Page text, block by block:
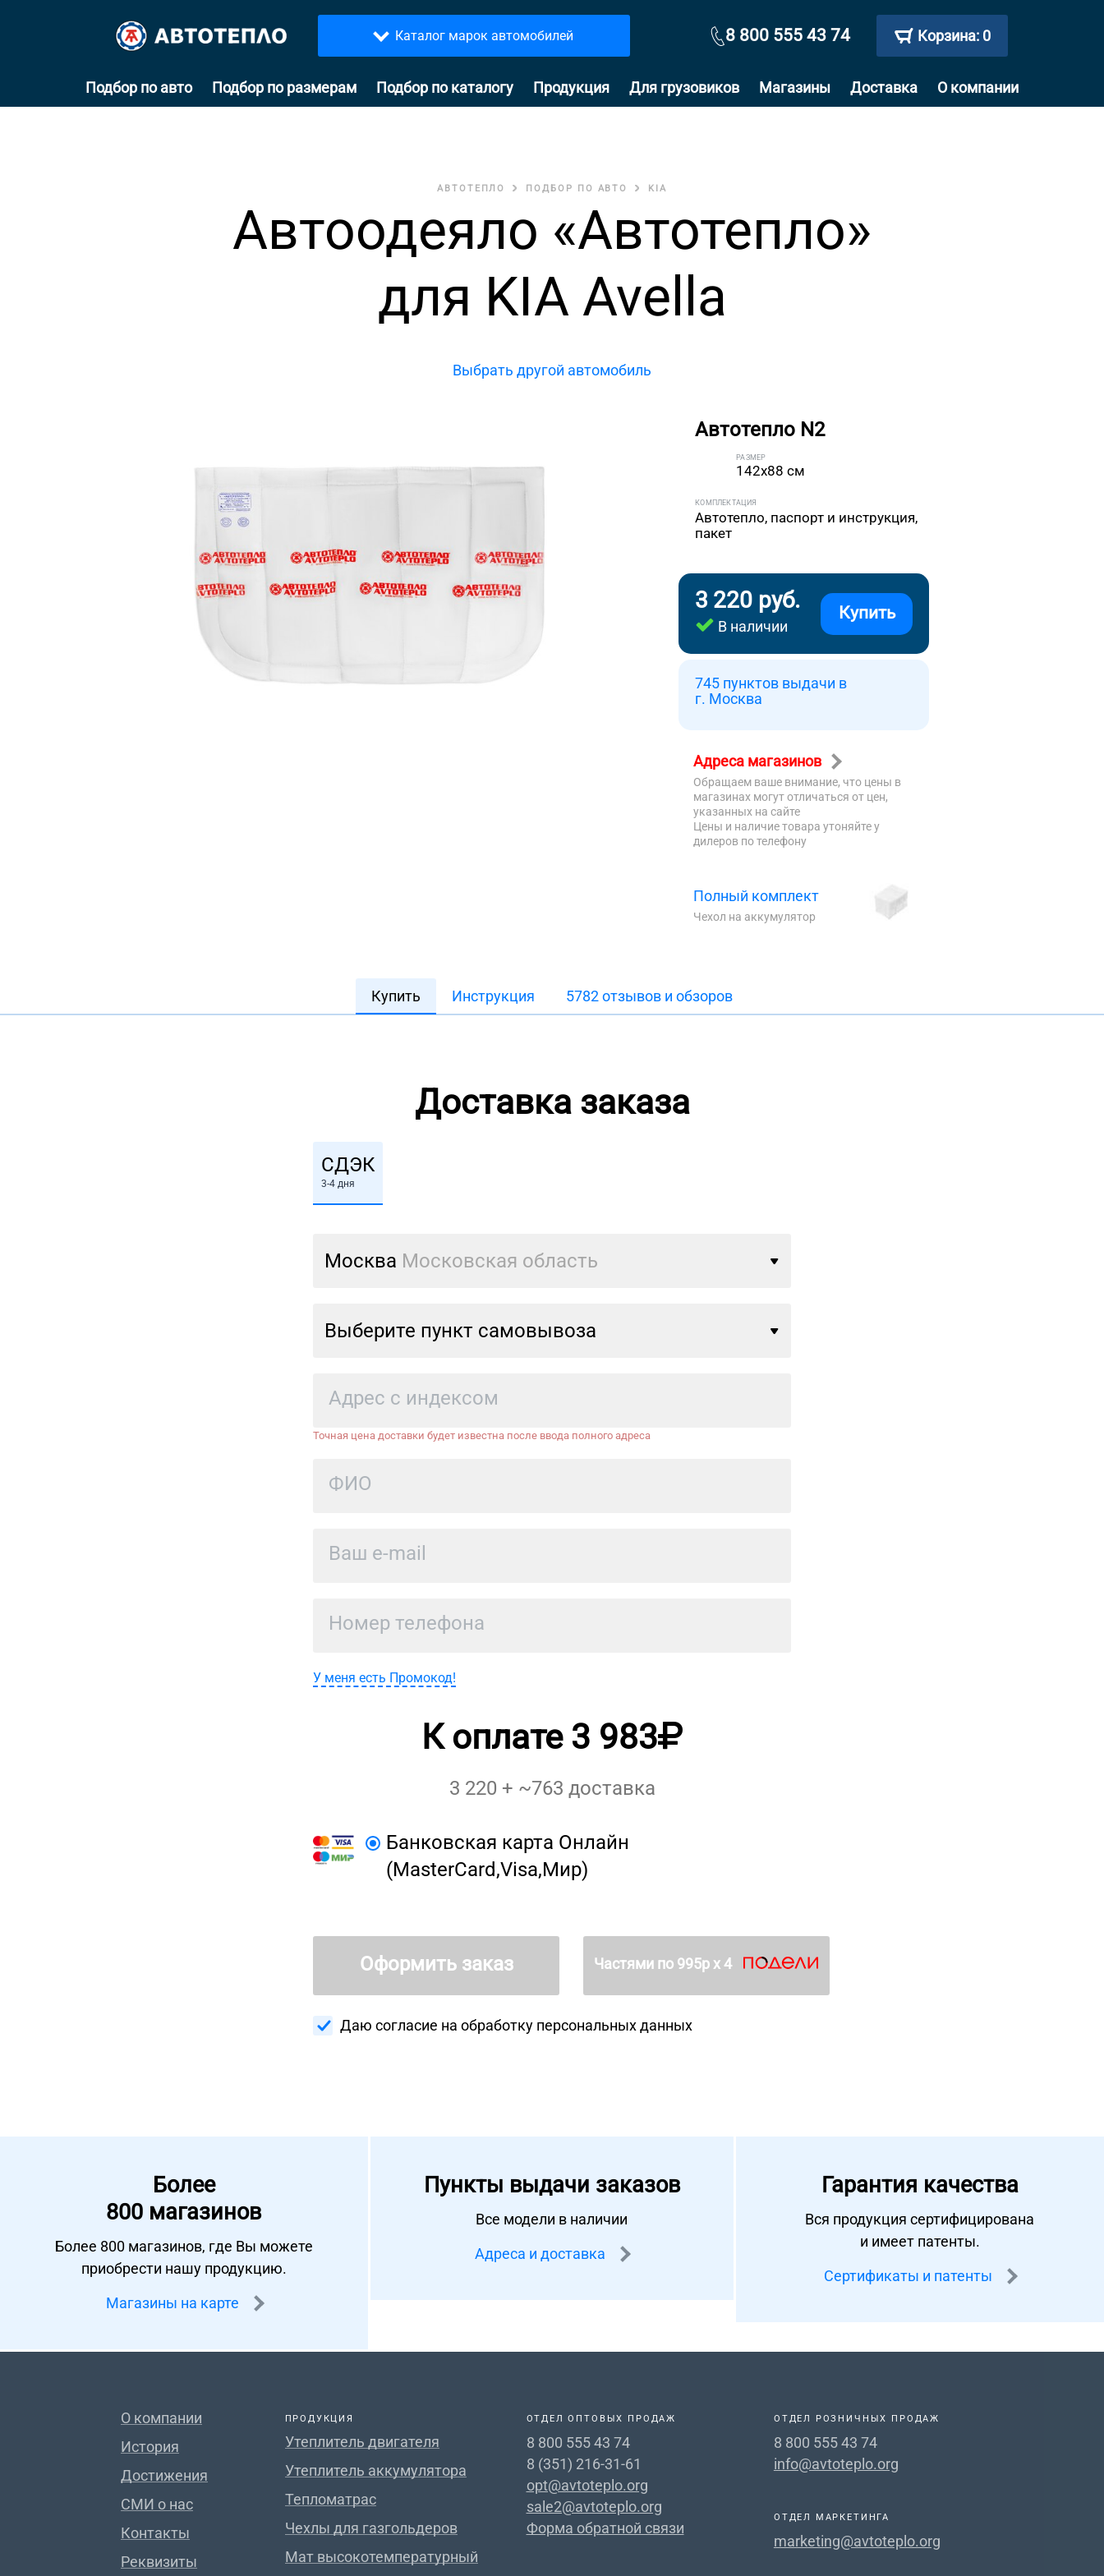
Каталог марок автомобилей 8 800 555 43 74 Корзина: 0
Подбор по авто Подбор по размерам Подбор по каталогу Продукция Для грузовиков Магазины Доставка О компании
АВТОТЕПЛО ПОДБОР ПО АВТО KIA
Автоодеяло «Автотепло»
для KIA Avella
Выбрать другой автомобиль
Автотепло N2
РАЗМЕР
142x88 см
КОМПЛЕКТАЦИЯ
Автотепло, паспорт и инструкция,
пакет
3 220 руб.
В наличии
Купить
745 пунктов выдачи в
г. Москва
Адреса магазинов
Обращаем ваше внимание, что цены в
магазинах могут отличаться от цен,
указанных на сайте
Цены и наличие товара утоняйте у
дилеров по телефону
Полный комплект
Чехол на аккумулятор
Купить Инструкция 5782 отзывов и обзоров
Доставка заказа
СДЭК
3-4 дня
Москва Московская область
Выберите пункт самовывоза
Точная цена доставки будет известна после ввода полного адреса
У меня есть Промокод!
К оплате 3 983
3 220 + ~763 доставка
Банковская карта Онлайн
(MasterCard,Visa,Мир)
Оформить заказ Частями по 995р х 4
Даю согласие на обработку персональных данных
Более
800 магазинов
Более 800 магазинов, где Вы можете
приобрести нашу продукцию.
Магазины на карте
Пункты выдачи заказов
Все модели в наличии
Адреса и доставка
Гарантия качества
Вся продукция сертифицирована
и имеет патенты.
Сертификаты и патенты
О компании
История
Достижения
СМИ о нас
Контакты
Реквизиты
ПРОДУКЦИЯ
Утеплитель двигателя
Утеплитель аккумулятора
Тепломатрас
Чехлы для газгольдеров
Мат высокотемпературный
ОТДЕЛ ОПТОВЫХ ПРОДАЖ
8 800 555 43 74
8 (351) 216-31-61
opt@avtoteplo.org
sale2@avtoteplo.org
Форма обратной связи
ОТДЕЛ РОЗНИЧНЫХ ПРОДАЖ
8 800 555 43 74
info@avtoteplo.org
ОТДЕЛ МАРКЕТИНГА
marketing@avtoteplo.org